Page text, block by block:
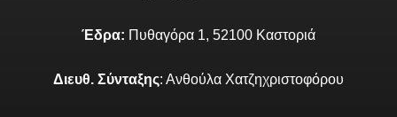
Έδρα: Πυθαγόρα 1, 52100 Καστοριά
Διευθ. Σύνταξης: Ανθούλα Χατζηχριστοφόρου